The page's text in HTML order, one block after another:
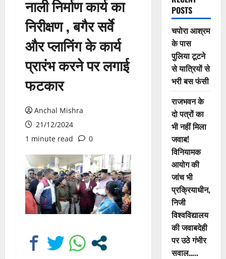
नाली निर्माण कार्य का
निरीक्षण , बगैर सर्वे
और प्लानिंग के कार्य
प्रारंभ करने पर लगाई
फटकार
Anchal Mishra
21/12/2024
1 minute read
0
POSTS
चपोरा आश्रम
के पास
पुलिया टूटने
से यात्रियों से
भरी बस फंसी
राजभवन के
दो पत्रों का
भी नहीं मिला
जवाब!
विनियामक
आयोग की
जांच भी
प्रक्रियाधीन,
निजी
विश्वविद्यालय
की जवाबदेही
पर उठे गंभीर
सवाल…..